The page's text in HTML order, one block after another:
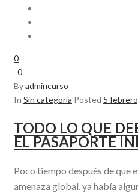
0
0
Byadmincurso
In Sin categoría Posted 5
TODO LO QUE
EL PASAPORTE
Poco tiempo después de que
amenaza global, ya había